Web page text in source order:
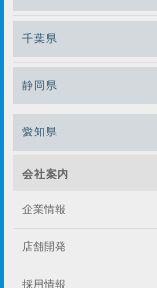
メガロス田端
メガロスルフレ田端
メガロスキッズ錦糸町
メガロス葛飾
メガロスルフレ三鷹
メガロスルフレ武蔵小金井
メガロス小平テニススクール
メガロス上永谷
メガロスルフレ上永谷
メガロス日吉
メガロス綱島
メガロスルフレ綱島
メガロス市ヶ尾
メガロス鷺沼
メガロスルフレ草加
千葉県
メガロス本八幡
静岡県
愛知県
メガロステラッセ納屋橋
メガロス千種
会社案内
企業情報
店舗開発
採用情報